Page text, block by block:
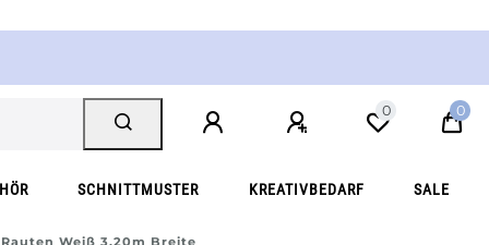
0 0
SCHNITTMUSTER KREATIVBEDARF SALE
Weiß 3,20m Breite